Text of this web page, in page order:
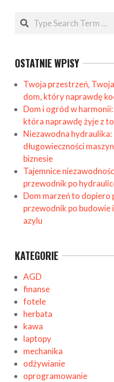
Search
OSTATNIE WPISY
Twoja przestrzeń,
dom, który naprawdę
Dom i ogród w
która naprawdę żyje z
Niezawodna hydraulika:
długowieczności
biznesie
Tajemnice
przewodnik po
Dom marzeń to
przewodnik po budowie
azylu
KATEGORIE
AGD
finanse
fotele
herbata
kawa
laptopy
mechanika
odżywianie
oprogramowanie